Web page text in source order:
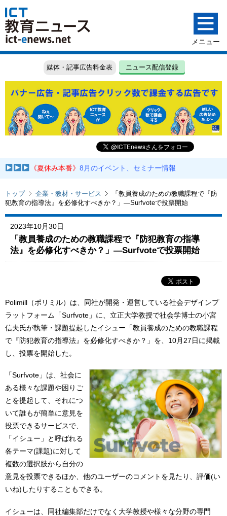
媒体・記事広告料金表 ニュース配信登録
《夏休み本番》8月のイベント、セミナー情報
トップ 企業・教材・サービス
「教員養成のための教職課程で『防
犯教育の指導法』を必修化すべきか？」―Surfvoteで投票開始
2023年10月30日
「教員養成のための教職課程で『防犯教育の指導
法』を必修化すべきか？」―Surfvoteで投票開始
Polimill（ポリミル）は、同社が開発・運営している社会デザインプ
ラットフォーム「Surfvote」に、立正大学教授で社会学博士の小宮
信夫氏が執筆・課題提起したイシュー「教員養成のための教職課程
で『防犯教育の指導法』を必修化すべきか？」を、10月27日に掲載
し、投票を開始した。
「Surfvote」は、社会に
ある様々な課題や困りご
とを提起して、それにつ
いて誰もが簡単に意見を
投票できるサービスで、
「イシュー」と呼ばれる
各テーマ(課題)に対して
複数の選択肢から自分の
意見を投票できるほか、他のユーザーのコメントを見たり、評価(い
いね)したりすることもできる。
イシューは、同社編集部だけでなく大学教授や様々な分野の専門